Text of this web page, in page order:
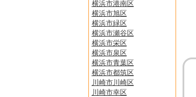
横浜市港南区
横浜市旭区
横浜市緑区
横浜市瀬谷区
横浜市栄区
横浜市泉区
横浜市青葉区
横浜市都筑区
川崎市川崎区
川崎市幸区